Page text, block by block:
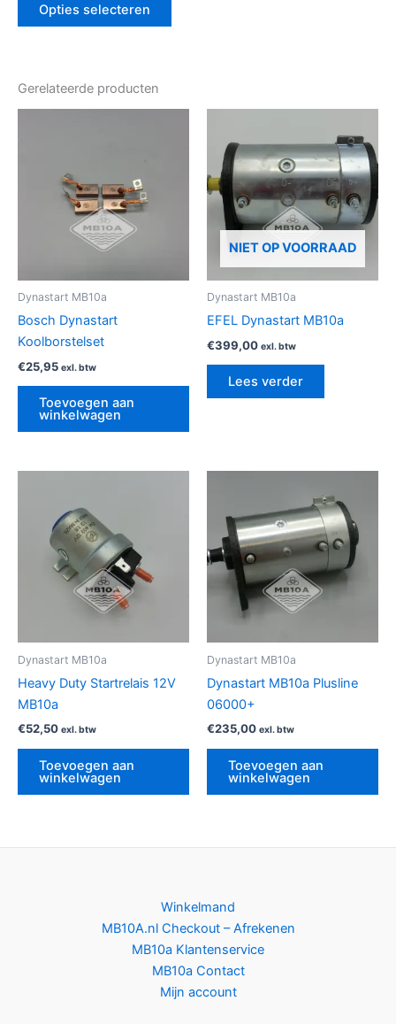
Opties selecteren
Gerelateerde producten
Dynastart MB10a
Bosch Dynastart
Koolborstelset
€25,95 exl. btw
Toevoegen aan
winkelwagen
NIET OP VOORRAAD
Dynastart MB10a
EFEL Dynastart MB10a
€399,00 exl. btw
Lees verder
Dynastart MB10a
Heavy Duty Startrelais 12V
MB10a
€52,50 exl. btw
Toevoegen aan
winkelwagen
Dynastart MB10a
Dynastart MB10a Plusline
06000+
€235,00 exl. btw
Toevoegen aan
winkelwagen
Winkelmand
MB10A.nl Checkout – Afrekenen
MB10a Klantenservice
MB10a Contact
Mijn account